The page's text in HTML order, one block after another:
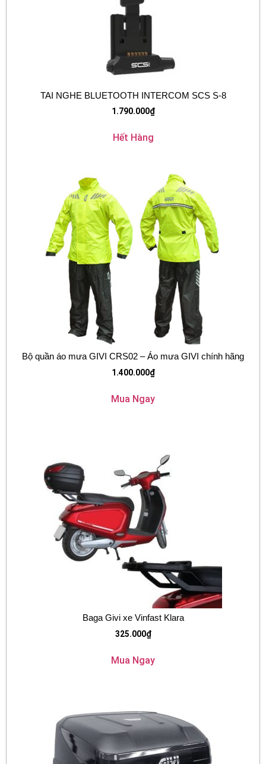
TAI NGHE BLUETOOTH INTERCOM SCS S-8
1.790.000₫
Hết Hàng
Bộ quần áo mưa GIVI CRS02 – Áo mưa GIVI chính hãng
1.400.000₫
Mua Ngay
Baga Givi xe Vinfast Klara
325.000₫
Mua Ngay